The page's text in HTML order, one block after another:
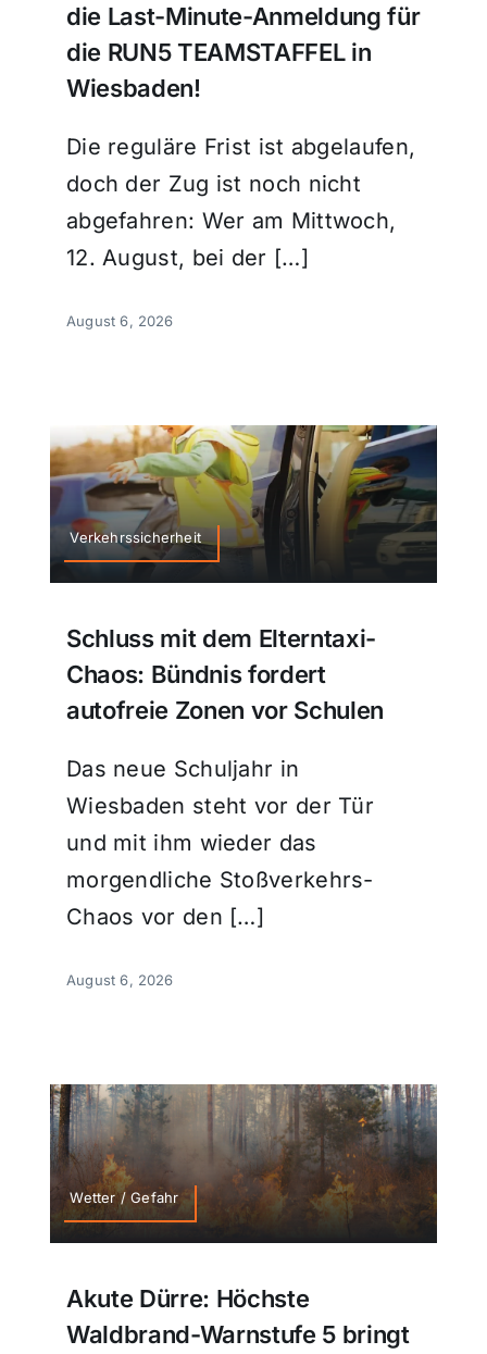
die Last-Minute-Anmeldung für
die RUN5 TEAMSTAFFEL in
Wiesbaden!
Die reguläre Frist ist abgelaufen,
doch der Zug ist noch nicht
abgefahren: Wer am Mittwoch,
12. August, bei der […]
August 6, 2026
Verkehrssicherheit
Schluss mit dem Elterntaxi-
Chaos: Bündnis fordert
autofreie Zonen vor Schulen
Das neue Schuljahr in
Wiesbaden steht vor der Tür
und mit ihm wieder das
morgendliche Stoßverkehrs-
Chaos vor den […]
August 6, 2026
Wetter / Gefahr
Akute Dürre: Höchste
Waldbrand-Warnstufe 5 bringt